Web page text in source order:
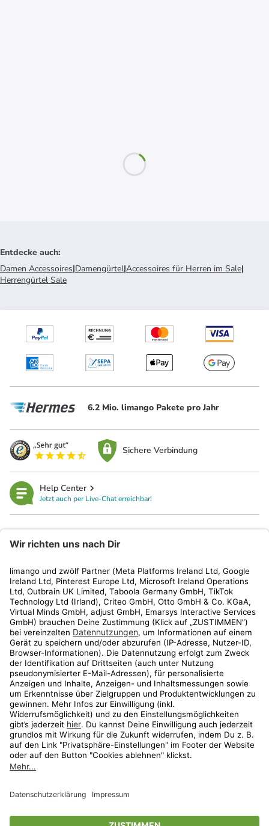
Entdecke auch:
Damen Accessoires|Damengürtel|Accessoires für Herren im Sale|
Herrengürtel Sale
6.2 Mio. limango Pakete pro Jahr
Sichere Verbindung
Help Center
Jetzt auch per Live-Chat erreichbar!
Kundenservice
Shop
Aktionen
Travel